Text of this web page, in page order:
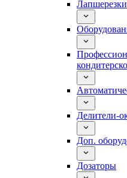
Лапшерезки
Делители-
Доп.
Дозаторы